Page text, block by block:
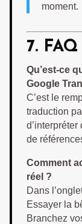
moment.
7. FAQ
Qu’est-ce
Google
C’est le
traduction
d’interpréter
de
Comment
réel ?
Dans
Essayer la
Branchez